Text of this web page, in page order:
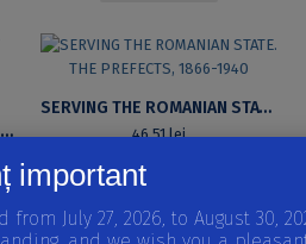
ANALYTICAL PHILOSOPHY REVIEW, VOL.IV, NR.2, JULY – DECEMBER 2010
SERVING THE ROMANIAN STATE. THE PREFECTS, 1866-1940
46,51lei
READ MORE
important
July 27, 2026, to August 30,